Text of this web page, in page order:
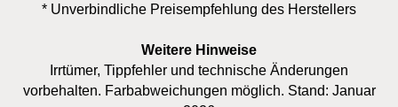
* Unverbindliche Preisempfehlung des Herstellers
Weitere Hinweise
Irrtümer, Tippfehler und technische Änderungen
vorbehalten. Farbabweichungen möglich. Stand: Januar